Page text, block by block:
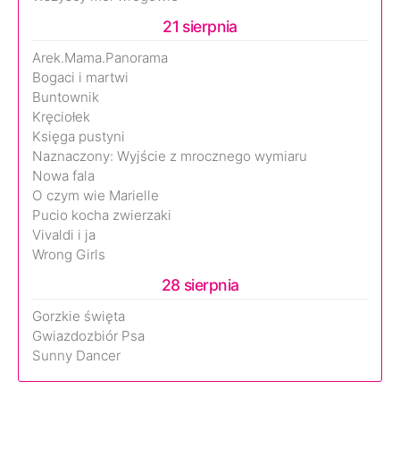
21 sierpnia
Arek.Mama.Panorama
Bogaci i martwi
Buntownik
Kręciołek
Księga pustyni
Naznaczony: Wyjście z mrocznego wymiaru
Nowa fala
O czym wie Marielle
Pucio kocha zwierzaki
Vivaldi i ja
Wrong Girls
28 sierpnia
Gorzkie święta
Gwiazdozbiór Psa
Sunny Dancer